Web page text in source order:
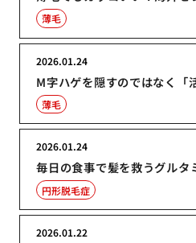
薄毛
M字ハゲを隠すのではなく「
2026.01.24
薄毛
毎日の食事で髪を救うグルタ
2026.01.24
円形脱毛症
2026.01.22